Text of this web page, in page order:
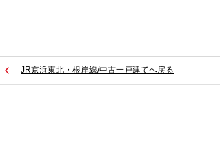
JR京浜東北・根岸線/中古一戸建てへ戻る